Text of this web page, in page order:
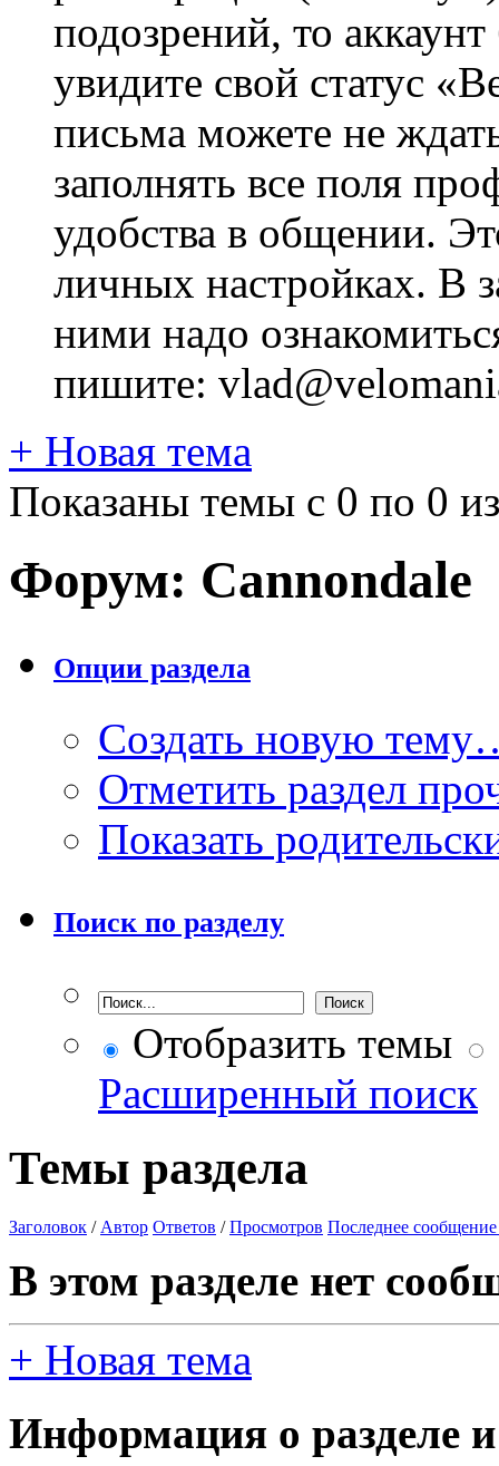
подозрений, то
увидите свой статус
письма можете не
заполнять все поля
удобства в общении.
личных настройках. В
ними надо
пишите:
+ Новая тема
Показаны темы с 0 по 0
Форум: Cannondale
Опции раздела
Создать новую
Отметить раздел
Показать
Поиск по разделу
Отобразить темы
Расширенный поиск
Темы раздела
Заголовок / Автор Ответов /Просмотров Последнее сообщение
В этом разделе нет
+ Новая тема
Информация о разделе